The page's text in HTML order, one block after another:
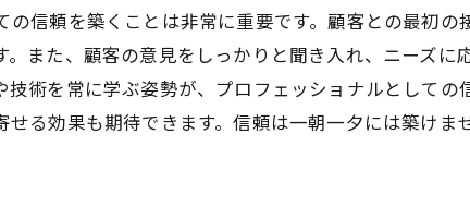
利点を活かす
と実行
マネジメント
ネスモデルの構築
信頼を築くことは非常に重要です。顧客との最初の
また、顧客の意見をしっかりと聞き入れ、ニーズに
術を常に学ぶ姿勢が、プロフェッショナルとしての
る効果も期待できます。信頼は一朝一夕には築けま